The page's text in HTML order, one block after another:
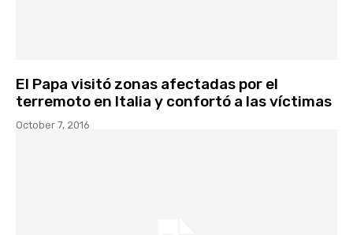
El Papa visitó zonas afectadas por el
terremoto en Italia y confortó a las víctimas
October 7, 2016